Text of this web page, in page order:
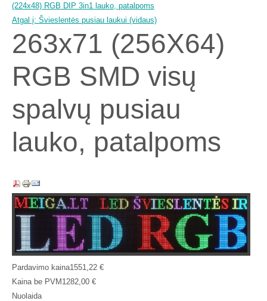
(224x48) RGB DIP 3in1 lauko, patalpoms
Atgal į: Švieslentės pusiau laukui (vidaus)
263x71 (256X64)
RGB SMD visų
spalvų pusiau
lauko, patalpoms
Pardavimo kaina1551,22 €
Kaina be PVM1282,00 €
Nuolaida